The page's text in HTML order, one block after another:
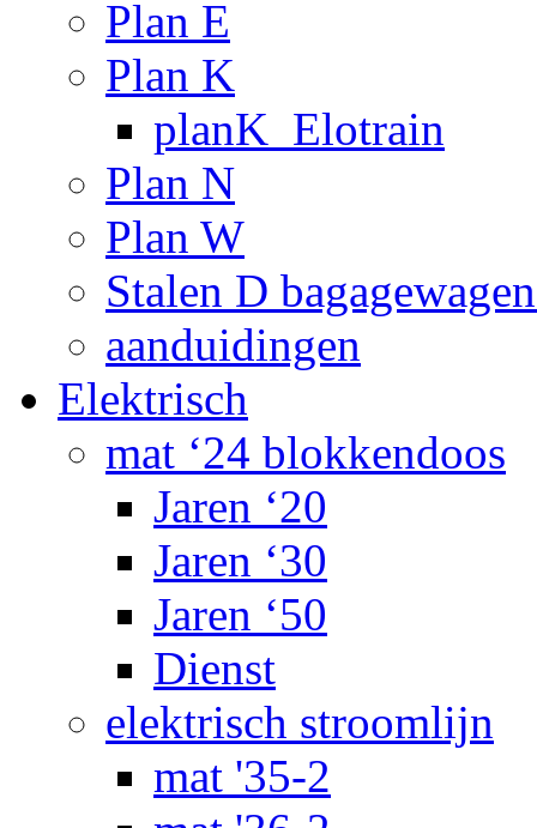
Plan E
Plan K
planK_Elotrain
Plan N
Plan W
Stalen D
aanduidingen
Elektrisch
mat ‘24 blokkendoos
Jaren ‘20
Jaren ‘30
Jaren ‘50
Dienst
elektrisch stroomlijn
mat '35-2